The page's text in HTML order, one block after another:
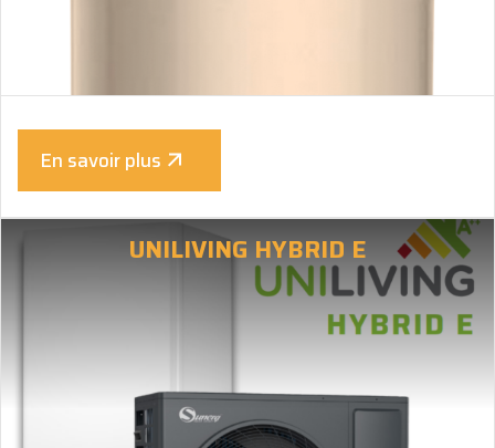
En savoir plus
UNILIVING HYBRID E